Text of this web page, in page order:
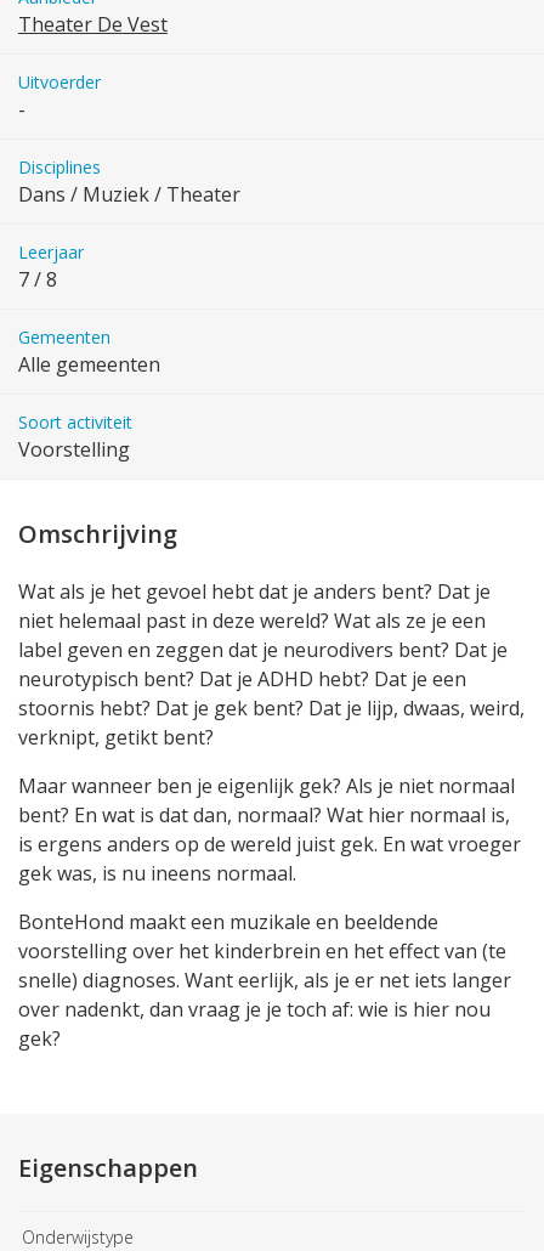
Theater De Vest
Uitvoerder
-
Disciplines
Dans / Muziek / Theater
Leerjaar
7 / 8
Gemeenten
Alle gemeenten
Soort activiteit
Voorstelling
Omschrijving
Wat als je het gevoel hebt dat je anders bent? Dat je
niet helemaal past in deze wereld? Wat als ze je een
label geven en zeggen dat je neurodivers bent? Dat je
neurotypisch bent? Dat je ADHD hebt? Dat je een
stoornis hebt? Dat je gek bent? Dat je lijp, dwaas, weird,
verknipt, getikt bent?
Maar wanneer ben je eigenlijk gek? Als je niet normaal
bent? En wat is dat dan, normaal? Wat hier normaal is,
is ergens anders op de wereld juist gek. En wat vroeger
gek was, is nu ineens normaal.
BonteHond maakt een muzikale en beeldende
voorstelling over het kinderbrein en het effect van (te
snelle) diagnoses. Want eerlijk, als je er net iets langer
over nadenkt, dan vraag je je toch af: wie is hier nou
gek?
Eigenschappen
Onderwijstype